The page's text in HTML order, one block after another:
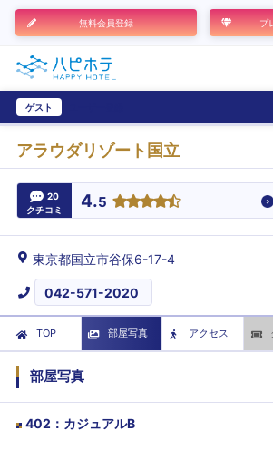
無料会員登録 プ
ゲスト
アラウダリゾート国立
20
クチコミ
4.5
東京都国立市谷保6-17-4
042-571-2020
TOP 部屋写真 アクセス
部屋写真
402 ： カジュアルB